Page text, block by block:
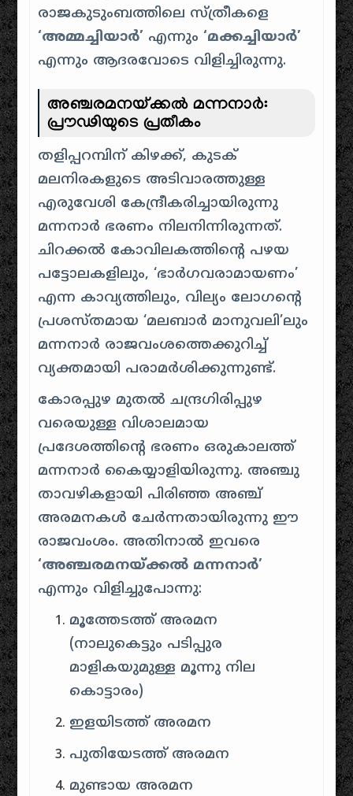
രാജകുടുംബത്തിലെ സ്ത്രീകളെ
‘അമ്മച്ചിയാർ’ എന്നും‘മക്കച്ചിയാർ’
എന്നും ആദരവോടെ വിളിച്ചിരുന്നു.
അഞ്ചരമനയ്ക്കൽ മന്നനാർ:
പ്രൗഢിയുടെ പ്രതീകം
തളിപ്പറമ്പിന് കിഴക്ക്, കുടക്
മലനിരകളുടെ അടിവാരത്തുള്ള
എരുവേശി കേന്ദ്രീകരിച്ചായിരുന്നു
മന്നനാർ ഭരണം നിലനിന്നിരുന്നത്.
ചിറക്കൽ കോവിലകത്തിന്റെ പഴയ
പട്ടോലകളിലും, ‘ഭാർഗവരാമായണം’
എന്ന കാവ്യത്തിലും, വില്യം ലോഗന്റെ
പ്രശസ്തമായ ‘മലബാർ മാനുവലി’ലും
മന്നനാർ രാജവംശത്തെക്കുറിച്ച്
വ്യക്തമായി പരാമർശിക്കുന്നുണ്ട്.
കോരപ്പുഴ മുതൽ ചന്ദ്രഗിരിപ്പുഴ
വരെയുള്ള വിശാലമായ
പ്രദേശത്തിന്റെ ഭരണം ഒരുകാലത്ത്
മന്നനാർ കൈയ്യാളിയിരുന്നു. അഞ്ചു
താവഴികളായി പിരിഞ്ഞ അഞ്ച്
അരമനകൾ ചേർന്നതായിരുന്നു ഈ
രാജവംശം. അതിനാൽ ഇവരെ
‘അഞ്ചരമനയ്ക്കൽ മന്നനാർ’
എന്നും വിളിച്ചുപോന്നു:
മൂത്തേടത്ത് അരമന
(നാലുകെട്ടും പടിപ്പുര
മാളികയുമുള്ള മൂന്നു നില
കൊട്ടാരം)
ഇളയിടത്ത് അരമന
പുതിയേടത്ത് അരമന
മുണ്ടായ അരമന